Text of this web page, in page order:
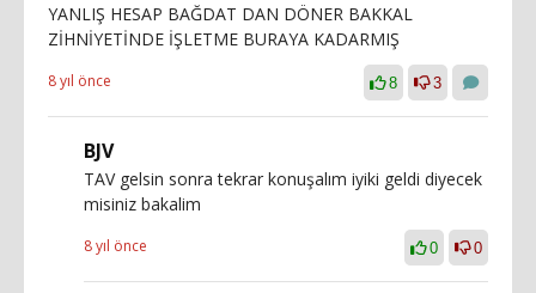
YANLIŞ HESAP BAĞDAT DAN DÖNER BAKKAL
ZİHNİYETİNDE İŞLETME BURAYA KADARMIŞ
8 yıl önce 8 3
BJV
TAV gelsin sonra tekrar konuşalım iyiki geldi diyecek
misiniz bakalim
8 yıl önce 0 0